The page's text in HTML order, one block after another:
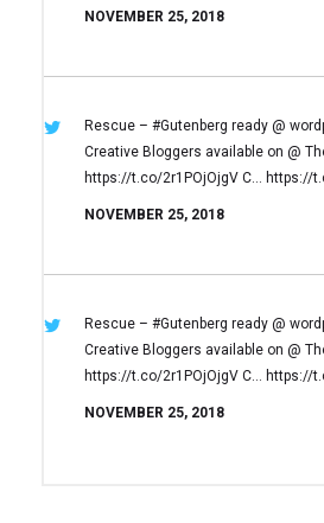
NOVEMBER 25, 2018
Rescue – #Gutenberg ready @
Creative Bloggers available on @
https://t.co/2r1POjOjgV C… https://
NOVEMBER 25, 2018
Rescue – #Gutenberg ready @
Creative Bloggers available on @
https://t.co/2r1POjOjgV C… https://
NOVEMBER 25, 2018